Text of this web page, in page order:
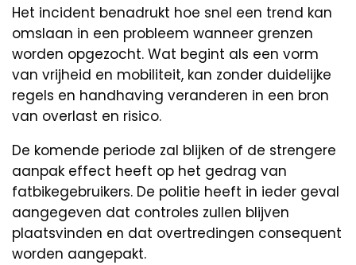
Het incident benadrukt hoe snel een trend kan
omslaan in een probleem wanneer grenzen
worden opgezocht. Wat begint als een vorm
van vrijheid en mobiliteit, kan zonder duidelijke
regels en handhaving veranderen in een bron
van overlast en risico.
De komende periode zal blijken of de strengere
aanpak effect heeft op het gedrag van
fatbikegebruikers. De politie heeft in ieder geval
aangegeven dat controles zullen blijven
plaatsvinden en dat overtredingen consequent
worden aangepakt.